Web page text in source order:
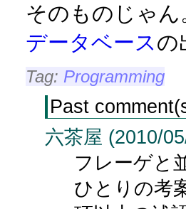
そのものじゃ
データベースの
Tag: Programming
Past
六茶屋 (2010/
フレーゲと
ひとりの考